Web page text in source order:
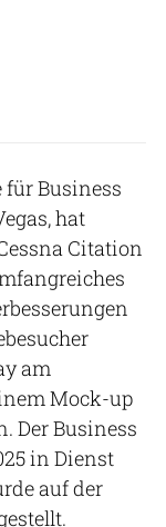
für Business
hat
Citation
am
Mock-up
Der Business
in Dienst
auf der